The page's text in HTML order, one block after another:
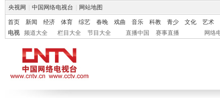
央视网 中国网络电视台 网站地图
首页 新闻 经济 体育 综艺 春晚 戏曲 音乐 科教 青少 文化
艺术
电视
频道大全 栏目大全 节目大全 直播中国 赛事直播 网络